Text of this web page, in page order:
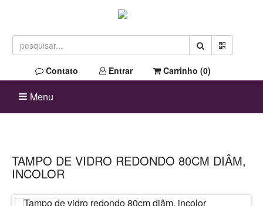
Contato Entrar Carrinho (0)
Menu
TAMPO DE VIDRO REDONDO 80CM DIÂM,
INCOLOR